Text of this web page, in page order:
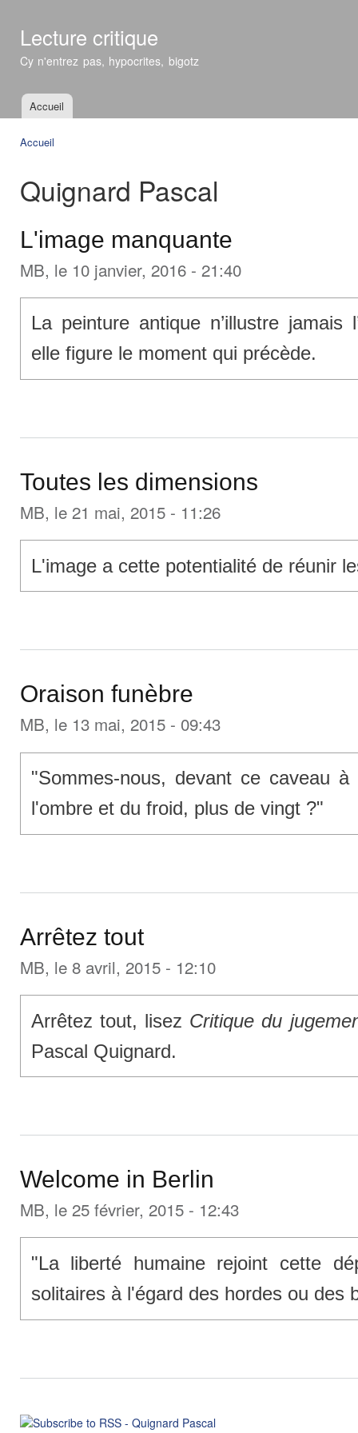
Lecture critique
Cy n'entrez pas, hypocrites, bigotz
Menu principal
Accueil
Accueil
Quignard Pascal
L'image manquante
MB, le 10 janvier, 2016 - 21:40
La peinture antique n’illustre jamais
elle figure le moment qui précède.
Toutes les dimensions
MB, le 21 mai, 2015 - 11:26
L'image a cette potentialité de réunir
Oraison funèbre
MB, le 13 mai, 2015 - 09:43
"Sommes-nous, devant ce caveau
l'ombre et du froid, plus de vingt ?"
Arrêtez tout
MB, le 8 avril, 2015 - 12:10
Arrêtez tout, lisez Critique du
Pascal Quignard.
Welcome in Berlin
MB, le 25 février, 2015 - 12:43
"La liberté humaine rejoint cette
solitaires à l'égard des hordes ou des